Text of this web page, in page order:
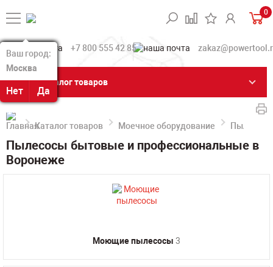
Ваш город:
Москва
Нет Да
Ваш город:
Москва
Нет Да
0
+7 800 555 42 85
Каталог товаров
Каталог товаров Моечное оборудование
Пылесосы бытовые и профессиональные в
Воронеже
Моющие пылесосы 3